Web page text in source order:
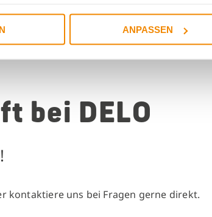
ANPASSEN
bei DELO
kontaktiere uns bei Fragen gerne direkt.